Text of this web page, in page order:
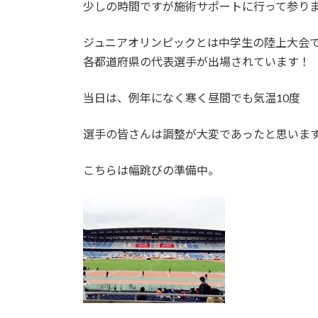
:
少しの時間ですが施術サポートに行って参り
ジュニアオリンピックとは中学生の陸上大会で
各都道府県の代表選手が出場されています！
当日は、例年になく寒く昼間でも気温10度
選手の皆さんは調整が大変であったと思いま
こちらは幅跳びの準備中。